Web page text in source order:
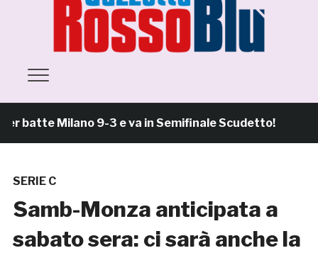
Milano 9-3 e va in Semifinale Scudetto!
SERIE C
Samb-Monza anticipata a
sabato sera: ci sarà anche la